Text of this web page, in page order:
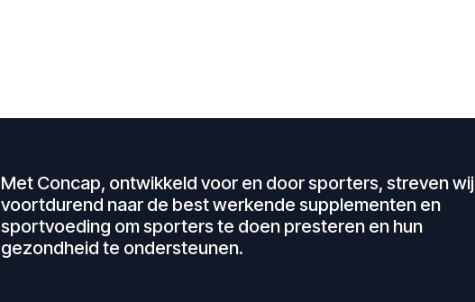
Met Concap, ontwikkeld voor en door sporters, streven wij
voortdurend naar de best werkende supplementen en
sportvoeding om sporters te doen presteren en hun
gezondheid te ondersteunen.